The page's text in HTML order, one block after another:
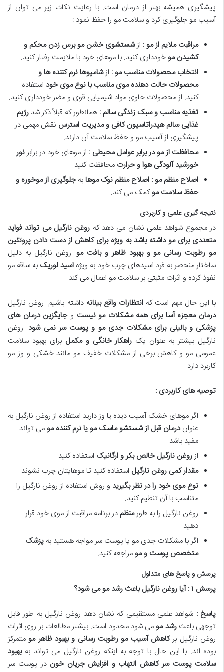
پیشگیری همیشه بهتر از درمان است. با رعایت نکات زیر می توان از
آسیب مو جلوگیری کرد و سلامت مو را حفظ نمود :
مراقبت ملایم از مو : ازشستشوی خشن مو برس زدن محکم و
کشیدن مو خودداری کنید. با موهای خود با ملایمت رفتار کنید.
انتخاب محصولات مناسب مو : ازشامپوها نرم کننده ها و
محصولات حالت دهنده موی مناسب با نوع موی خود استفاده
کنید. از محصولات حاوی مواد شیمیایی قوی و مضر خودداری کنید.
تغذیه مناسب و سبک زندگی سالم : همانطور که قبلاً ذکر شدرژیم
غذایی سالم هیدراتاسیون کافی و مدیریت استرس نقش مهمی در
پیشگیری از آسیب مو و حفظ سلامت آن دارند.
محافظت از مو در برابر عوامل محیطی : از موهای خود در برابر نور
خورشید آلودگی هوا و حرارت محافظت کنید.
اصلاح منظم مو : اصلاح منظم نوک موهابهجلوگیری از موخوره و
حفظ سلامت موکمک می کند.
نتیجه گیری علمی و کاربردی
در مجموع شواهد علمی نشان می دهد که روغن نارگیل می تواند فواید
متعددی برای مو داشته باشد به ویژه برای کاهش از دست دادن پروتئین
مو رطوبت رسانی مو و بهبود ظاهر و بافت مو. روغن نارگیل به دلیل
ساختار منحصر به فرد اسیدهای چرب خود به ویژه اسید لوریک به ساقه مو
نفوذ کرده و اثرات مثبتی بر سلامت مو اعمال می کند.
با این حال مهم است که انتظارات واقع بینانه داشته باشیم. روغن نارگیل
درمان معجزه آسا برای همه مشکلات مو نیست وجایگزین درمان های
پزشکی و بالینی برای مشکلات جدی مو و پوست سر نمی شود. روغن
نارگیل بیشتر به عنوان یک راهکار خانگی و مکمل برای بهبود سلامت
عمومی مو و کاهش برخی از مشکلات خفیف مو مانند خشکی و وز مو
کاربرد دارد.
توصیه های کاربردی :
اگر موهای خشک آسیب دیده یا وز دارید استفاده از روغن نارگیل به
عنواندرمان قبل از شستشو ماسک مو یا نرم کننده مو می تواند
مفید باشد.
ازروغن نارگیل خالص بکر و ارگانیک استفاده کنید.
مقدار کمی روغن نارگیل استفاده کنید تا موهایتان چرب نشوند.
نوع موی خود را در نظر بگیرید و روش استفاده از روغن نارگیل را
متناسب با آن تنظیم کنید.
روغن نارگیل را به طورمنظم در برنامه مراقبت از موی خود قرار
دهید.
اگر با مشکلات جدی مو یا پوست سر مواجه هستید به پزشک
متخصص پوست و مو مراجعه کنید.
پرسش و پاسخ های متداول
پرسش ۱: آیا روغن نارگیل باعث رشد مو می شود؟
پاسخ : شواهد علمی مستقیمی که نشان دهد روغن نارگیل به طور قابل
توجهی باعثرشد مو می شود محدود است. بیشتر مطالعات بر روی اثرات
روغن نارگیل برکاهش آسیب مو رطوبت رسانی و بهبود ظاهر مو متمرکز
بوده اند. با این حال با توجه به اینکه روغن نارگیل می تواند بهبهبود
سلامت پوست سر کاهش التهاب و افزایش جریان خون در پوست سر